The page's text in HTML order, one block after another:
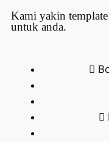
Kami yakin
untuk anda.